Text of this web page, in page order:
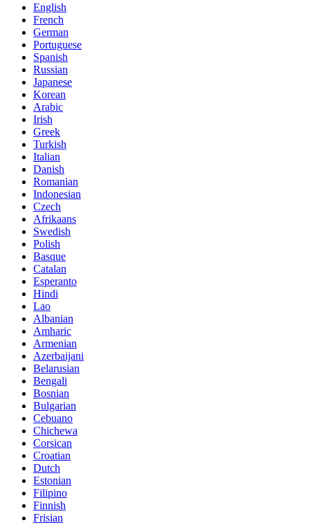
English
French
German
Portuguese
Spanish
Russian
Japanese
Korean
Arabic
Irish
Greek
Turkish
Italian
Danish
Romanian
Indonesian
Czech
Afrikaans
Swedish
Polish
Basque
Catalan
Esperanto
Hindi
Lao
Albanian
Amharic
Armenian
Azerbaijani
Belarusian
Bengali
Bosnian
Bulgarian
Cebuano
Chichewa
Corsican
Croatian
Dutch
Estonian
Filipino
Finnish
Frisian